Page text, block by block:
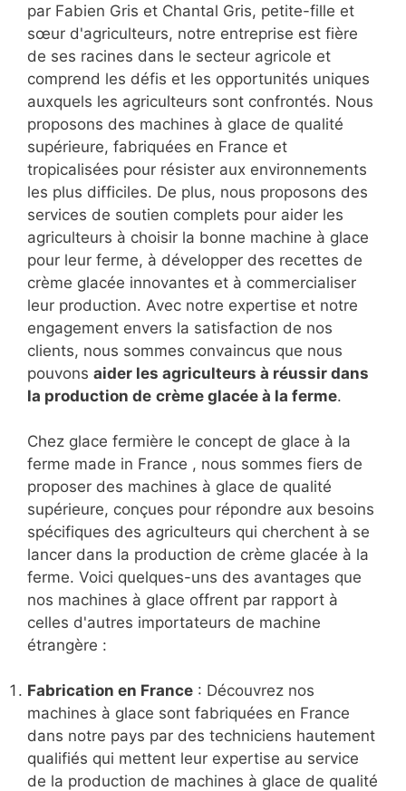
par Fabien Gris et Chantal Gris, petite-fille et
sœur d'agriculteurs, notre entreprise est fière
de ses racines dans le secteur agricole et
comprend les défis et les opportunités uniques
auxquels les agriculteurs sont confrontés. Nous
proposons des machines à glace de qualité
supérieure, fabriquées en France et
tropicalisées pour résister aux environnements
les plus difficiles. De plus, nous proposons des
services de soutien complets pour aider les
agriculteurs à choisir la bonne machine à glace
pour leur ferme, à développer des recettes de
crème glacée innovantes et à commercialiser
leur production. Avec notre expertise et notre
engagement envers la satisfaction de nos
clients, nous sommes convaincus que nous
pouvons aider les agriculteurs à réussir dans
la production de crème glacée à la ferme.
Chez glace fermière le concept de glace à la
ferme made in France , nous sommes fiers de
proposer des machines à glace de qualité
supérieure, conçues pour répondre aux besoins
spécifiques des agriculteurs qui cherchent à se
lancer dans la production de crème glacée à la
ferme. Voici quelques-uns des avantages que
nos machines à glace offrent par rapport à
celles d'autres importateurs de machine
étrangère :
Fabrication en France : Découvrez nos
machines à glace sont fabriquées en France
dans notre pays par des techniciens hautement
qualifiés qui mettent leur expertise au service
de la production de machines à glace de qualité